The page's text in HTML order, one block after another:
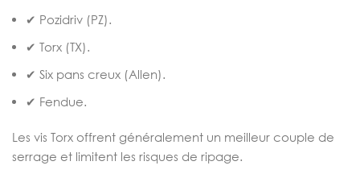
✔ Pozidriv (PZ).
✔ Torx (TX).
✔ Six pans creux (Allen).
✔ Fendue.
Les vis Torx offrent généralement un meilleur couple de
serrage et limitent les risques de ripage.